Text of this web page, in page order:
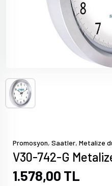
Promosyon, Saatler, Metalize
V30-742-G
1.578,00 TL